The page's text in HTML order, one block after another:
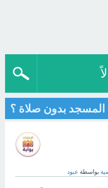
بدون صلاة ؟
بواسطة عبود